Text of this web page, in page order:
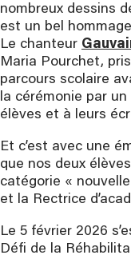
nombreux dessins
est un bel
Le chanteur
Maria Pourchet,
parcours scolaire
la cérémonie par
élèves et à leurs
Et c’est avec une
que nos deux
catégorie «
et la Rectrice
Le 5 février 2026
Défi de la